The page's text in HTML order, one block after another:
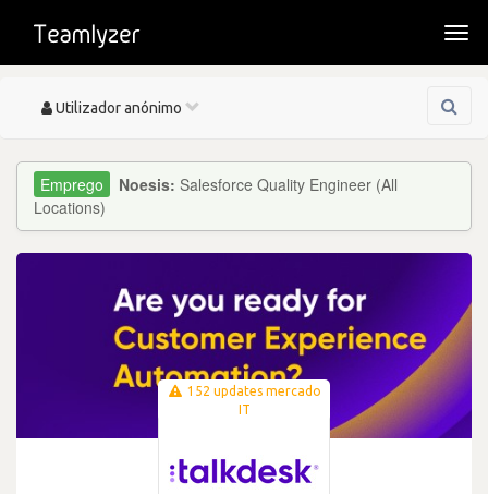
Toggle
Utilizador anónimo
Noesis: Salesforce Quality Engineer (All
Locations)
152 updates mercado
IT